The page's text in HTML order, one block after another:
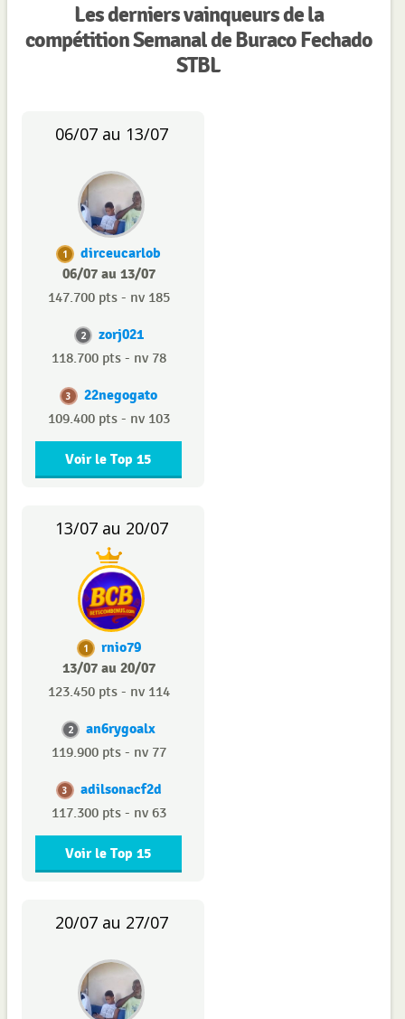
Les derniers vainqueurs de la
compétition Semanal de Buraco Fechado
STBL
06/07 au 13/07
1
dirceucarlob
06/07 au 13/07
147.700 pts - nv 185
2 zorj021
118.700 pts - nv 78
3 22negogato
109.400 pts - nv 103
Voir le Top 15
13/07 au 20/07
1
rnio79
13/07 au 20/07
123.450 pts - nv 114
2 an6rygoalx
119.900 pts - nv 77
3 adilsonacf2d
117.300 pts - nv 63
Voir le Top 15
20/07 au 27/07